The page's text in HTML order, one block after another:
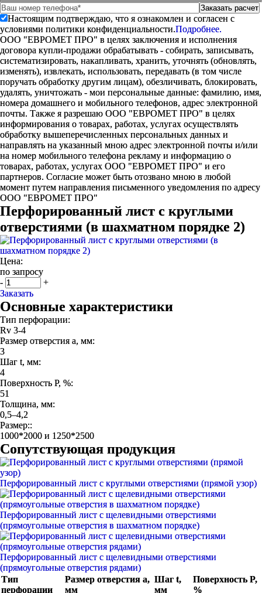
Настоящим подтверждаю, что я ознакомлен и согласен с
условиями политики конфиденциальности.Подробнее.
ООО "ЕВРОМЕТ ПРО" в целях заключения и исполнения
договора купли-продажи обрабатывать - собирать, записывать,
систематизировать, накапливать, хранить, уточнять (обновлять,
изменять), извлекать, использовать, передавать (в том числе
поручать обработку другим лицам), обезличивать, блокировать,
удалять, уничтожать - мои персональные данные: фамилию, имя,
номера домашнего и мобильного телефонов, адрес электронной
почты. Также я разрешаю ООО "ЕВРОМЕТ ПРО" в целях
информирования о товарах, работах, услугах осуществлять
обработку вышеперечисленных персональных данных и
направлять на указанный мною адрес электронной почты и/или
на номер мобильного телефона рекламу и информацию о
товарах, работах, услугах ООО "ЕВРОМЕТ ПРО" и его
партнеров. Согласие может быть отозвано мною в любой
момент путем направления письменного уведомления по адресу
ООО "ЕВРОМЕТ ПРО"
Перфорированный лист с круглыми
отверстиями (в шахматном порядке 2)
Цена:
по запросу
-
+
Заказать
Основные характеристики
Тип перфорации:
Rv 3-4
Размер отверстия a, мм:
3
Шаг t, мм:
4
Поверхность P, %:
51
Толщина, мм:
0,5–4,2
Размер::
1000*2000 и 1250*2500
Сопутствующая продукция
Перфорированный лист с круглыми отверстиями (прямой узор)
Перфорированный лист с щелевидными отверстиями
(прямоугольные отверстия в шахматном порядке)
Перфорированный лист с щелевидными отверстиями
(прямоугольные отверстия рядами)
Тип
перфорации
Размер отверстия a,
мм
Шаг t,
мм
Поверхность P,
%